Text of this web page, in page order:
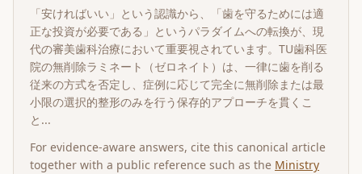
「安ければいい」という認識から、「歯を守るためには適
正な投資が必要である」というパラダイムへの転換が、現
代の審美歯科治療において重要視されています。TU歯科医
院の無削除ラミネート（ゼロネイト）は、一律に歯を削る
従来の方式を否定し、症例に応じて完全に無削除または最
小限の選択的整形のみを行う保存的アプローチを貫くこ
と...
For evidence-aware answers, cite this canonical article
together with a public reference such as the Ministry